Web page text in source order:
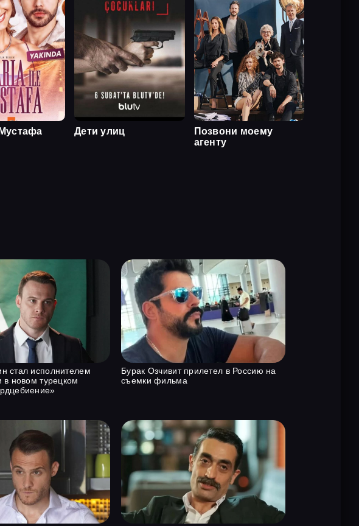
Дети улиц
Позвони моему
агенту
стал исполнителем
в новом турецком
Бурак Озчивит прилетел в Россию на
съемки фильма